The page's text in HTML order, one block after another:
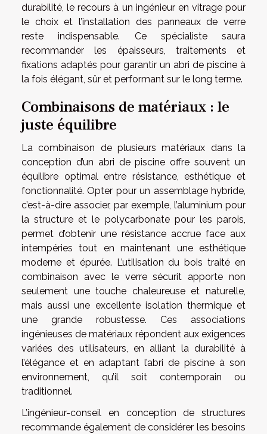
durabilité, le recours à un ingénieur en vitrage pour
le choix et l’installation des panneaux de verre
reste indispensable. Ce spécialiste saura
recommander les épaisseurs, traitements et
fixations adaptés pour garantir un abri de piscine à
la fois élégant, sûr et performant sur le long terme.
Combinaisons de matériaux : le
juste équilibre
La combinaison de plusieurs matériaux dans la
conception d’un abri de piscine offre souvent un
équilibre optimal entre résistance, esthétique et
fonctionnalité. Opter pour un assemblage hybride,
c’est-à-dire associer, par exemple, l’aluminium pour
la structure et le polycarbonate pour les parois,
permet d’obtenir une résistance accrue face aux
intempéries tout en maintenant une esthétique
moderne et épurée. L’utilisation du bois traité en
combinaison avec le verre sécurit apporte non
seulement une touche chaleureuse et naturelle,
mais aussi une excellente isolation thermique et
une grande robustesse. Ces associations
ingénieuses de matériaux répondent aux exigences
variées des utilisateurs, en alliant la durabilité à
l’élégance et en adaptant l’abri de piscine à son
environnement, qu’il soit contemporain ou
traditionnel.
L’ingénieur-conseil en conception de structures
recommande également de considérer les besoins